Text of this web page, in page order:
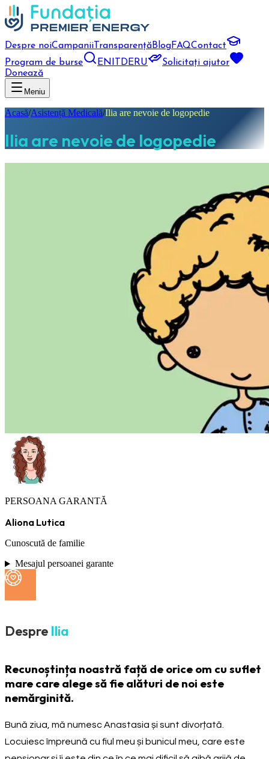
Despre noiCampanii TransparențăBlogFAQContact
Program de burse
EN DERU
Solicitați ajutor
Donează
Meniu
Acasă/Asistență Medicală/Ilia are nevoie de logopedie
Ilia are nevoie de logopedie
PERSOANA GARANTĂ
Aliona Lutica
Cunoscută de familie
Mesajul persoanei garante
Despre Ilia
Recunoștința noastră față de orice om cu suflet
mare care alege să fie alături de noi este
nemărginită.
Bună ziua, mă numesc Anastasia și sunt divorțată.
Locuiesc împreună cu fiul meu și bunicul meu, care este